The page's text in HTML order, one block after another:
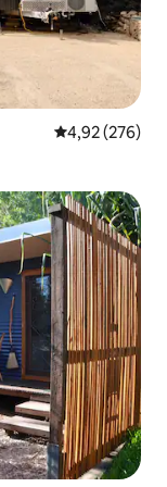
4,92 av 5 i
4,92 (276)